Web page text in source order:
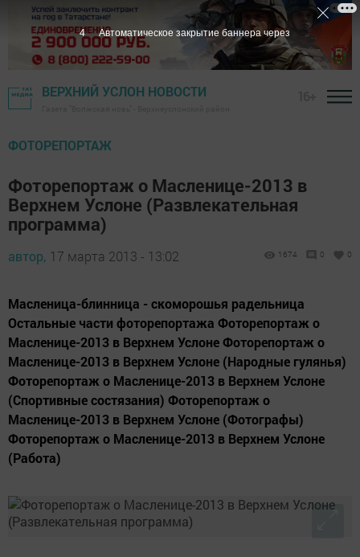
ВЕРХНИЙ УСЛОН НОВОСТИ
ФОТОРЕПОРТАЖ
Фоторепортаж о Масленице-2013 в
Верхнем Услоне (Развлекательная
программа)
автор, 17 марта 2013 - 13:02 1674 0 0
Масленица-блинница - скоморошья радельница
Остальные части фоторепортажа Фоторепортаж о
Масленице-2013 в Верхнем Услоне Фоторепортаж о
Масленице-2013 в Верхнем Услоне (Народные гулянья)
Фоторепортаж о Масленице-2013 в Верхнем Услоне
(Спортивные состязания) Фоторепортаж о
Масленице-2013 в Верхнем Услоне (Фотографы)
Фоторепортаж о Масленице-2013 в Верхнем Услоне
(Работа)
3 Автоматическое закрытие баннера через